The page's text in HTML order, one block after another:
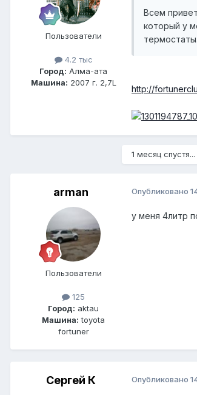
Пользователи
4.2 тыс
Город: Алма-ата
Машина: 2007 г. 2,7L
Всем
который у
http://
1 месяц спустя...
arman
Пользователи
125
Город: aktau
Машина: toyota
fortuner
Опубликовано
у меня 4литр
Сергей К Опубликовано